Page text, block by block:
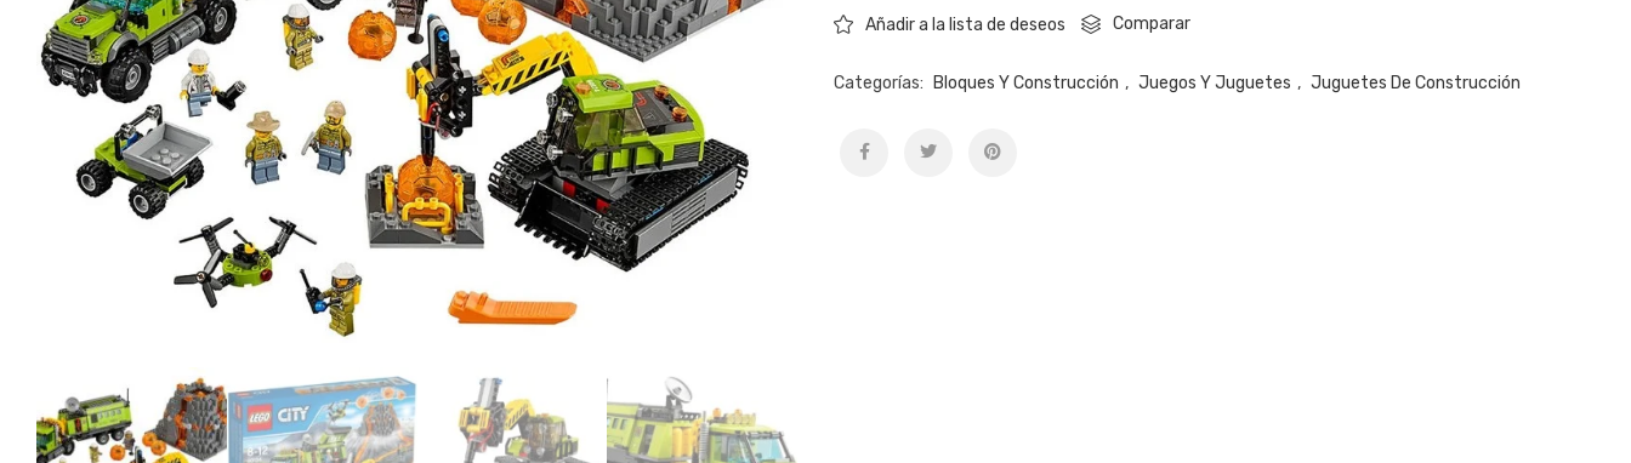
Añadir a la lista de deseos Comparar
Categorías: Bloques Y Construcción , Juegos Y Juguetes , Juguetes De Construcción